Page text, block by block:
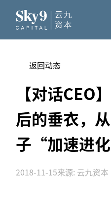
返回动态
【对话CEO
后的垂衣，
子“加速进
2018-11-15来源: 云九资本